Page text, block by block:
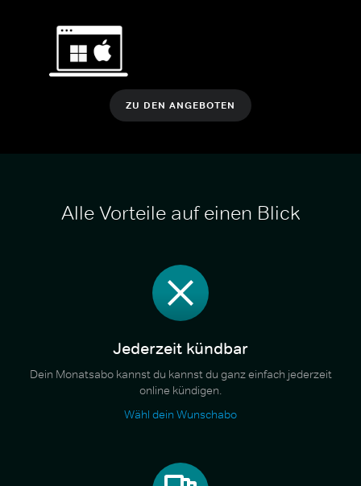
ZU DEN ANGEBOTEN
Alle Vorteile auf einen Blick
Jederzeit kündbar
Dein Monatsabo kannst du kannst du ganz einfach jederzeit
online kündigen.
Wähl dein Wunschabo